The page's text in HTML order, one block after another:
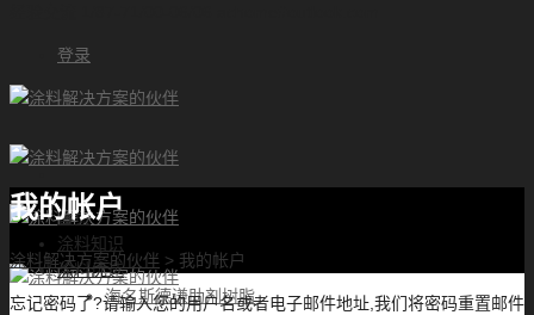
登录
首页
涂料知识
涂料优选
海名斯德谦助剂树脂
我的帐户
涂料解决方案的伙伴 > 我的帐户
忘记密码了?请输入您的用户名或者电子邮件地址,我们将密码重置邮件